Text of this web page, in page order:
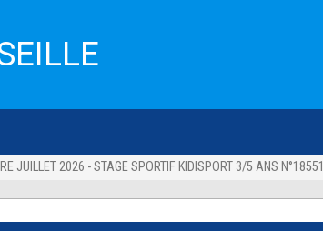
JUILLET 2026 - STAGE SPORTIF KIDISPORT 3/5 ANS